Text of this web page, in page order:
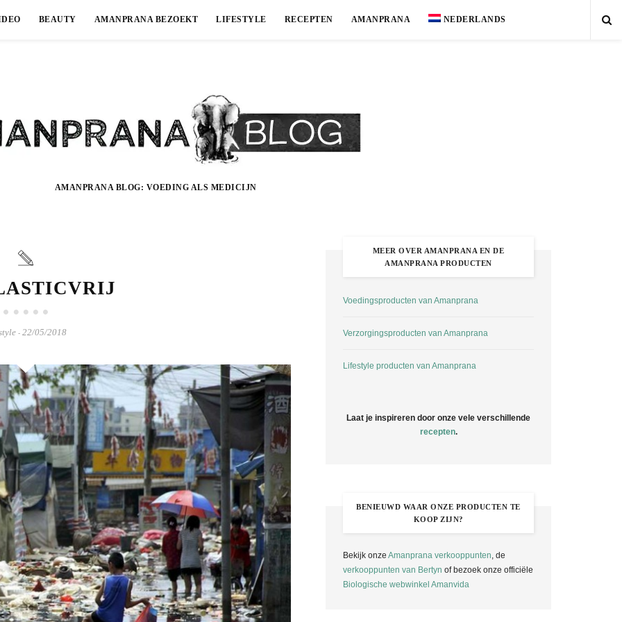
BEAUTY AMANPRANA BEZOEKT LIFESTYLE RECEPTEN AMANPRANA NEDERLANDS
AMANPRANA BLOG: VOEDING ALS MEDICIJN
- 22/05/2018
MEER OVER AMANPRANA EN DE
AMANPRANA PRODUCTEN
Voedingsproducten van Amanprana
Verzorgingsproducten van Amanprana
Lifestyle producten van Amanprana
Laat je inspireren door onze vele verschillende
recepten.
BENIEUWD WAAR ONZE PRODUCTEN TE
KOOP ZIJN?
Bekijk onze Amanprana verkooppunten, de
verkooppunten van Bertyn of bezoek onze officiële
Biologische webwinkel Amanvida